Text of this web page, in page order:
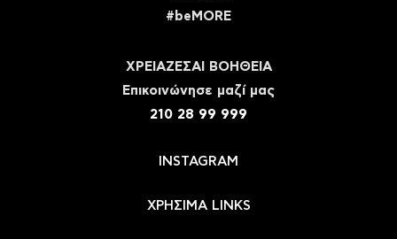
#beMORE
ΧΡΕΙΑΖΕΣΑΙ ΒΟΗΘΕΙΑ
Eπικοινώνησε μαζί μας
210 28 99 999
INSTAGRAM
ΧΡΗΣΙΜΑ LINKS